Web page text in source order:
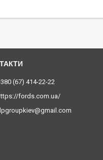
(67) 414-22-22
fords.com.ua/